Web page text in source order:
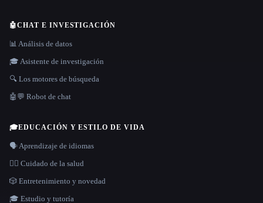
🤖CHAT E INVESTIGACIÓN
📊 Análisis de datos
🎓 Asistente de investigación
🔍 Los motores de búsqueda
🤖💬 Robot de chat
🎓EDUCACIÓN Y ESTILO DE VIDA
🗣️ Aprendizaje de idiomas
👩‍⚕️ Cuidado de la salud
🎲 Entretenimiento y novedad
🎓 Estudio y tutoría